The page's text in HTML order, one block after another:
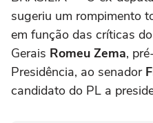
sugeriu um rompimento
em função das críticas
Gerais Romeu Zema,
Presidência, ao senador
candidato do PL a